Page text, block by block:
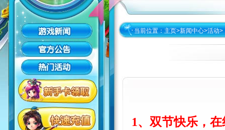
当前位置： 主页>新闻中心>活动>
1、双节快乐，